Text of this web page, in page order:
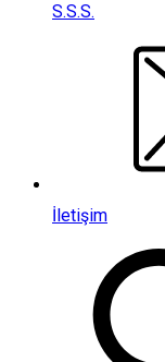
S.S.S.
İletişim